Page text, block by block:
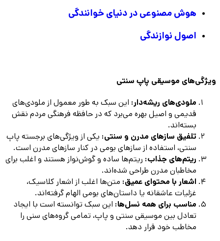
هوش مصنوعی در دنیای خوانندگی
اصول نوازندگی
ویژگی‌های موسیقی پاپ سنتی
ملودی‌های ریشه‌دار: این سبک به طور معمول از ملودی‌های
قدیمی و اصیل بهره می‌برد که در حافظه فرهنگی مردم نقش
بسته‌اند.
تلفیق سازهای مدرن و سنتی: یکی از ویژگی‌های برجسته پاپ
سنتی، استفاده از سازهای بومی در کنار سازهای مدرن است.
ریتم‌های جذاب: ریتم‌ها ساده و گوش‌نواز هستند و اغلب برای
مخاطبان مدرن طراحی شده‌اند.
اشعار با محتوای عمیق: متن‌ها اغلب از اشعار کلاسیک،
غزلیات عاشقانه یا داستان‌های بومی الهام گرفته‌اند.
مناسب برای همه نسل‌ها: این سبک توانسته است با ایجاد
تعادل بین موسیقی سنتی و پاپ، تمامی گروه‌های سنی را
مخاطب خود قرار دهد.